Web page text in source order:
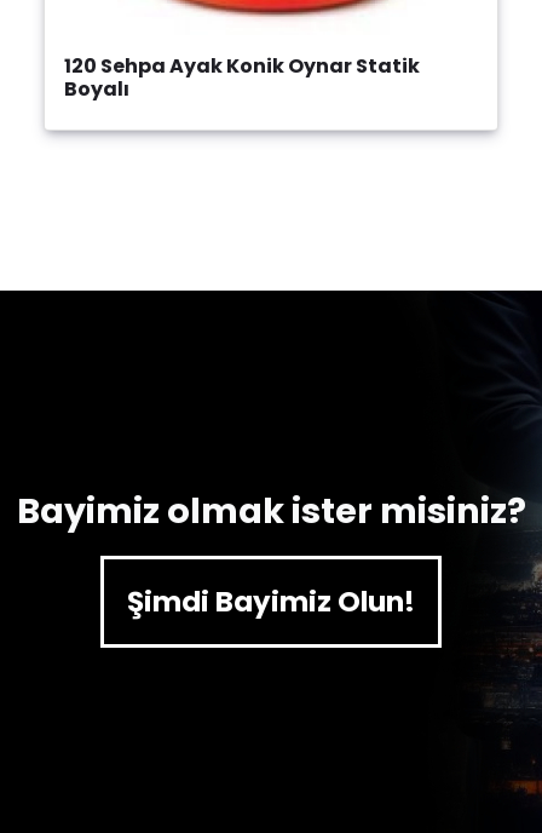
120 Sehpa Ayak Konik Oynar Statik
Boyalı
Bayimiz olmak ister misiniz?
Şimdi Bayimiz Olun!